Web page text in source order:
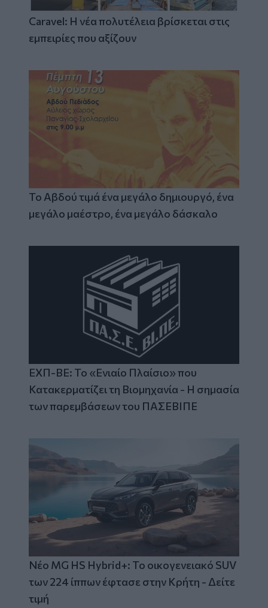
Caravel: Η νέα πολυτέλεια βρίσκεται στις
εμπειρίες που αξίζουν
Το Αβδού τιμά ένα μεγάλο δημιουργό, ένα
μεγάλο μαέστρο, ένα μεγάλο δάσκαλο
ΕΧΠ-ΒΕ: Το «Ενιαίο Πλαίσιο» που
Κατακερματίζει τη Βιομηχανία - Η σημασία
των παρεμβάσεων του ΠΑΣΕΒΙΠΕ
Νέο MG HS Hybrid+: Το οικογενειακό SUV
των 224 ίππων έφτασε στην Κρήτη - Δείτε
τιμή